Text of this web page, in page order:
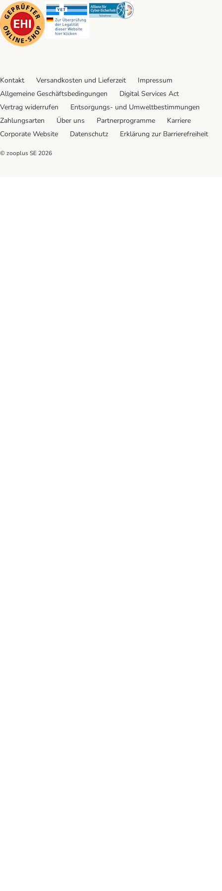
Security Security Security
Kontakt Versandkosten und Lieferzeit
Impressum
Allgemeine Geschäftsbedingungen
Digital Services Act
Vertrag widerrufen
Entsorgungs- und Umweltbestimmungen
Zahlungsarten
Über uns Partnerprogramme
Karriere
Corporate Website
Datenschutz Erklärung zur Barrierefreiheit
© zooplus SE 2026